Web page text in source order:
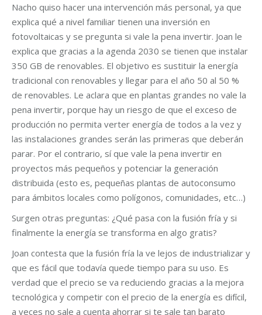
Nacho quiso hacer una intervención más personal, ya que
explica qué a nivel familiar tienen una inversión en
fotovoltaicas y se pregunta si vale la pena invertir. Joan le
explica que gracias a la agenda 2030 se tienen que instalar
350 GB de renovables. El objetivo es sustituir la energía
tradicional con renovables y llegar para el año 50 al 50 %
de renovables. Le aclara que en plantas grandes no vale la
pena invertir, porque hay un riesgo de que el exceso de
producción no permita verter energía de todos a la vez y
las instalaciones grandes serán las primeras que deberán
parar. Por el contrario, sí que vale la pena invertir en
proyectos más pequeños y potenciar la generación
distribuida (esto es, pequeñas plantas de autoconsumo
para ámbitos locales como polígonos, comunidades, etc…)
Surgen otras preguntas: ¿Qué pasa con la fusión fría y si
finalmente la energía se transforma en algo gratis?
Joan contesta que la fusión fría la ve lejos de industrializar y
que es fácil que todavía quede tiempo para su uso. Es
verdad que el precio se va reduciendo gracias a la mejora
tecnológica y competir con el precio de la energía es difícil,
a veces no sale a cuenta ahorrar si te sale tan barato